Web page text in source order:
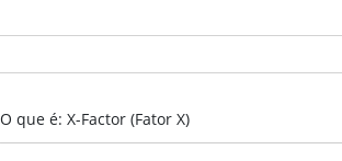
O que é: X-Factor (Fator X)